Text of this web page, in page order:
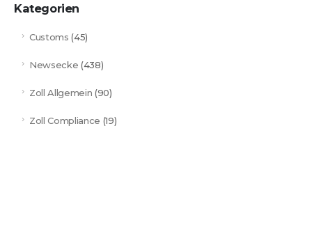
Kategorien
Customs (45)
Newsecke (438)
Zoll Allgemein (90)
Zoll Compliance (19)